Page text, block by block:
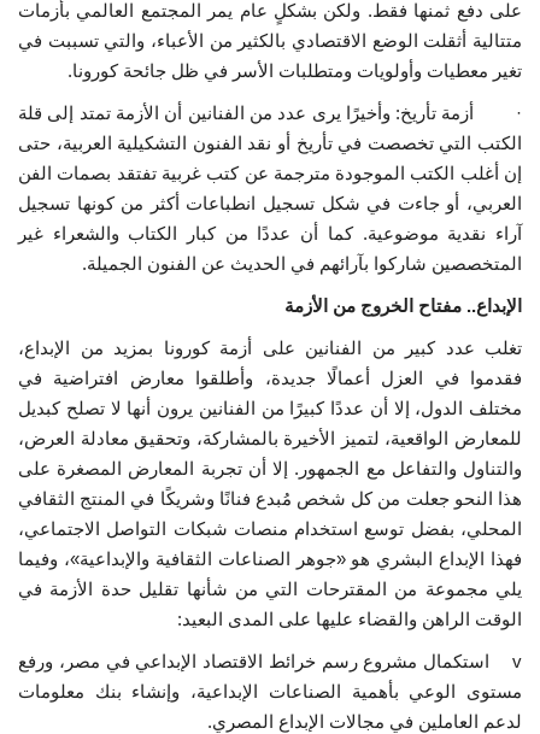
على دفع ثمنها فقط. ولكن بشكلٍ عام يمر المجتمع العالمي بأزمات
متتالية أثقلت الوضع الاقتصادي بالكثير من الأعباء، والتي تسببت في
تغير معطيات وأولويات ومتطلبات الأسر في ظل جائحة كورونا.
· أزمة تأريخ: وأخيرًا يرى عدد من الفنانين أن الأزمة تمتد إلى قلة
الكتب التي تخصصت في تأريخ أو نقد الفنون التشكيلية العربية، حتى
إن أغلب الكتب الموجودة مترجمة عن كتب غربية تفتقد بصمات الفن
العربي، أو جاءت في شكل تسجيل انطباعات أكثر من كونها تسجيل
آراء نقدية موضوعية. كما أن عددًا من كبار الكتاب والشعراء غير
المتخصصين شاركوا بآرائهم في الحديث عن الفنون الجميلة.
الإبداع.. مفتاح الخروج من الأزمة
تغلب عدد كبير من الفنانين على أزمة كورونا بمزيد من الإبداع،
فقدموا في العزل أعمالًا جديدة، وأطلقوا معارض افتراضية في
مختلف الدول، إلا أن عددًا كبيرًا من الفنانين يرون أنها لا تصلح كبديل
للمعارض الواقعية، لتميز الأخيرة بالمشاركة، وتحقيق معادلة العرض،
والتناول والتفاعل مع الجمهور. إلا أن تجربة المعارض المصغرة على
هذا النحو جعلت من كل شخص مُبدع فنانًا وشريكًا في المنتج الثقافي
المحلي، بفضل توسع استخدام منصات شبكات التواصل الاجتماعي،
فهذا الإبداع البشري هو «جوهر الصناعات الثقافية والإبداعية»، وفيما
يلي مجموعة من المقترحات التي من شأنها تقليل حدة الأزمة في
الوقت الراهن والقضاء عليها على المدى البعيد:
v استكمال مشروع رسم خرائط الاقتصاد الإبداعي في مصر، ورفع
مستوى الوعي بأهمية الصناعات الإبداعية، وإنشاء بنك معلومات
لدعم العاملين في مجالات الإبداع المصري.